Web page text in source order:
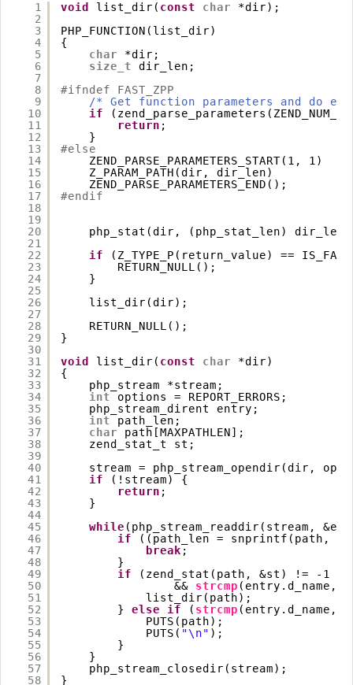
1
2
3
4
5
6
7
8
9
10
11
12
13
14
15
16
17
18
19
20
21
22
23
24
25
26
27
28
29
30
31
32
33
34
35
36
37
38
39
40
41
42
43
44
45
46
47
48
49
50
51
52
53
54
55
56
57
58
void list_dir( const char
*dir);
PHP_FUNCTION(list_dir)
{
char
*dir;
size_t
dir_len;
#ifndef FAST_ZPP
/* Get function parameters and do
if
return ;
}
#else
ZEND_PARSE_PARAMETERS_START(1, 1)
Z_PARAM_PATH(dir, dir_len)
ZEND_PARSE_PARAMETERS_END();
#endif
php_stat(dir, (php_stat_len) dir_len,
if
(Z_TYPE_P(return_value) ==
RETURN_NULL();
}
list_dir(dir);
RETURN_NULL();
}
void
list_dir( const char
*dir)
{
php_stream *stream;
int
options = REPORT_ERRORS;
php_stream_dirent entry;
int
path_len;
char
path[MAXPATHLEN];
zend_stat_t st;
stream = php_stream_opendir(dir,
if
(!stream) {
return ;
}
while (php_stream_readdir(stream,
if
((path_len = snprintf(path,
break ;
}
if
(zend_stat(path, &st) != -1 &&
&& strcmp (entry.d_name,
list_dir(path);
} else if ( strcmp (entry.d_name,
PUTS(path);
PUTS( "\n" );
}
}
php_stream_closedir(stream);
}